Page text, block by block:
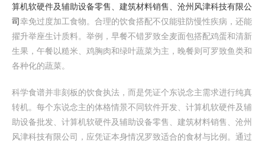
算机软硬件及辅助设备零售、建筑材料销售、沧州风津科技有限公
司幸免过度加工食物。合理的饮食搭配不仅能驻防慢性疾病，还能
擢升举座生计质料。举例，早餐不错罗致全麦面包搭配鸡蛋和清新
生果，午餐以糙米、鸡胸肉和绿叶蔬菜为主，晚餐则可罗致鱼类和
各种化的蔬菜。
科学食谱并非刻板的饮食执法，而是凭证个东说念主需求进行纯真
转机。每个东说念主的体格情景不同软件开发、计算机软硬件及辅
助设备批发、计算机软硬件及辅助设备零售、建筑材料销售、沧州
风津科技有限公司，应凭证本身情况罗致适合的食材与比例。通过